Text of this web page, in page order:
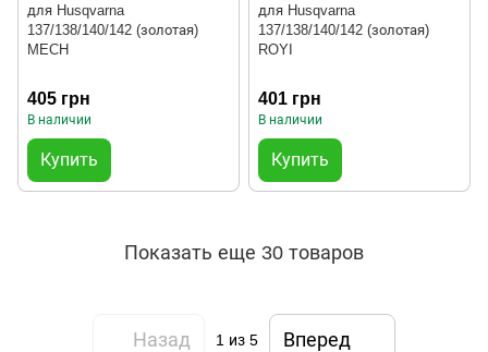
для Husqvarna
137/138/140/142 (золотая)
MECH
405 грн
В наличии
Купить
для Husqvarna
137/138/140/142 (золотая)
ROYI
401 грн
В наличии
Купить
Показать еще 30 товаров
Назад 1 из 5 Вперед